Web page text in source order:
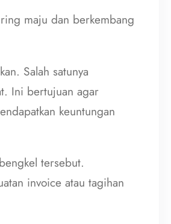
maju dan berkembang
Salah satunya
Ini bertujuan agar
keuntungan
tersebut.
invoice atau tagihan